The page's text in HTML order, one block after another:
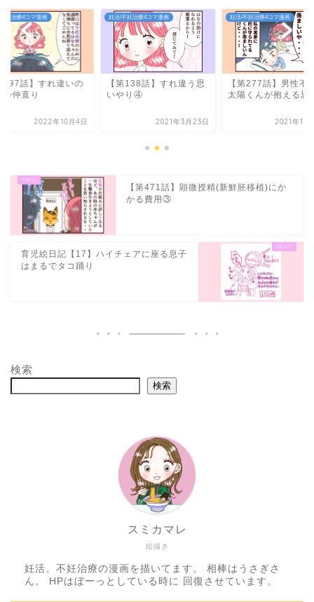
妊治療4コマ漫画
397話】すれ違いの
の仲直り
2022年10月4日
妊活/不妊治療4コマ漫画
【第138話】すれ違う思
いやり④
2021年3月23日
妊活/不妊治療4コマ漫画
【第277話】男性不
太陽くんが抱える
2021年10
【第471話】顕微授精(新鮮胚移植)にか
かる費用③
育児絵日記【17】ハイチェアに座る息子
はまるでタコ踊り
検索
検索
絵描き
スミカマレ
妊活、不妊治療の漫画を描いてます。 相棒はうさぎさ
ん。 HPはぼーっとしている時に 回復させています。